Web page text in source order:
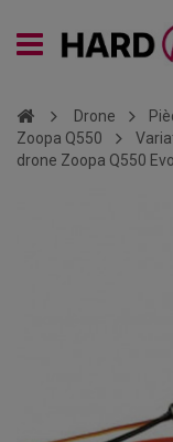
Drone
Zoopa Q550
drone Zoopa Q550 Evo